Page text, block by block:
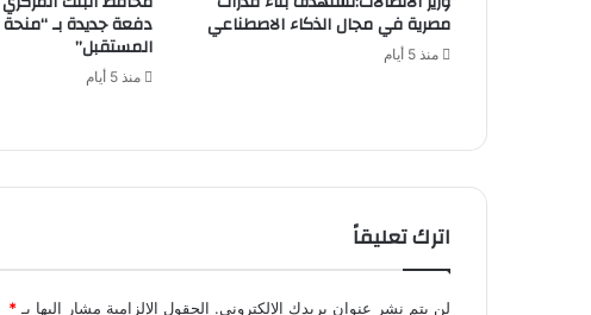
مصرية في مجال الذكاء الاصطناعي
منذ 5 أيام
دفعة جديدة بـ
المستقبل”
منذ 5 أيام
اترك تعليقاً
لن يتم نشر عنوان بريدك الإلكتروني. الحقول الإلزامية مشار إليها بـ *